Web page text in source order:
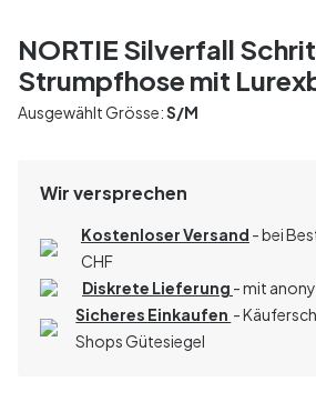
NORTIE Silverfall
Strumpfhose mit
Ausgewählt Grösse:S/M
Wir versprechen
Kostenloser Versand - bei
CHF
Diskrete Lieferung - mit
Sicheres Einkaufen -
Shops Gütesiegel